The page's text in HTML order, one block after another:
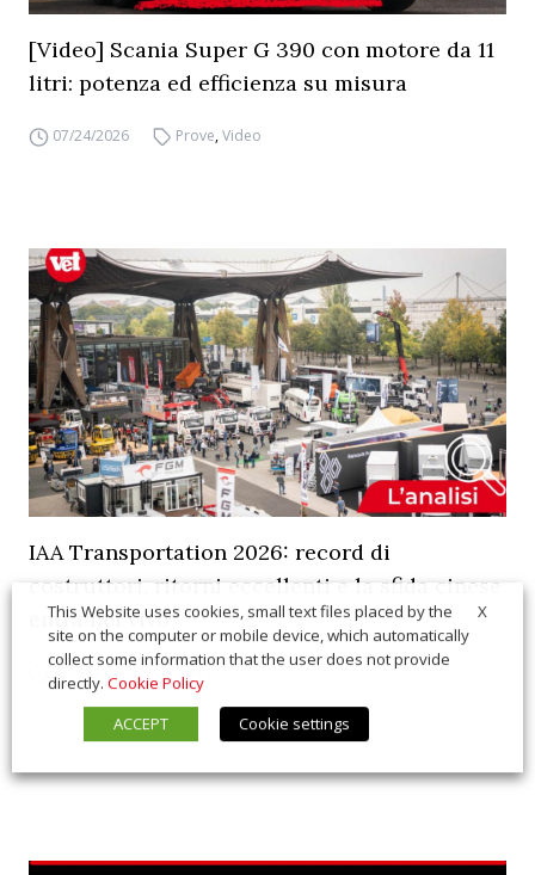
[Video] Scania Super G 390 con motore da 11
litri: potenza ed efficienza su misura
07/24/2026 Prove,Video
IAA Transportation 2026: record di
costruttori, ritorni eccellenti e la sfida cinese
entra nel vivo
07/24/2026 Eventi
X
This Website uses cookies, small text files placed by the
site on the computer or mobile device, which automatically
collect some information that the user does not provide
directly. Cookie Policy
ACCEPT
Cookie settings